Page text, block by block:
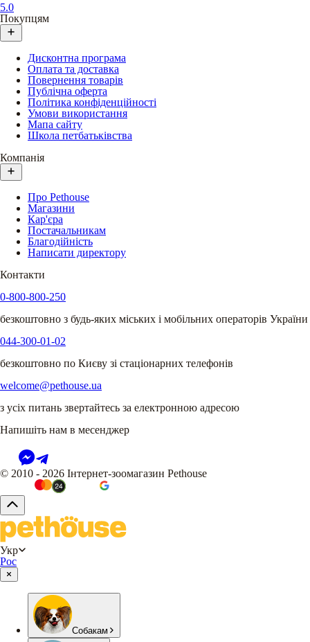
5.0
Покупцям
Дисконтна програма
Оплата та доставка
Повернення товарів
Публічна оферта
Політика конфіденційності
Умови використання
Мапа сайту
Школа петбатьківства
Компанія
Про Pethouse
Магазини
Кар'єра
Постачальникам
Благодійність
Написати директору
Контакти
0-800-800-250
безкоштовно з будь-яких міських і мобільних операторів України
044-300-01-02
безкоштовно по Києву зі стаціонарних телефонів
welcome@pethouse.ua
з усіх питань звертайтесь за електронною адресою
Напишіть нам в месенджер
© 2010 - 2026 Інтернет-зоомагазин Pethouse
Укр
Рос
Собакам